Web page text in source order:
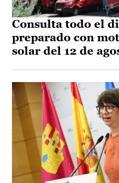
Consulta todo el
preparado con
solar del 12 de